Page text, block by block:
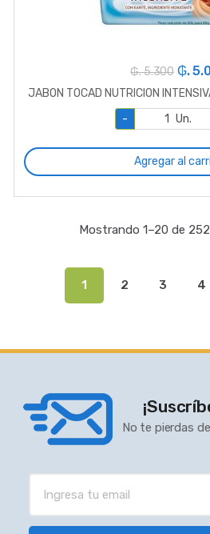
₲. 5.300 ₲.
JABON TOCAD NUTRICION
-
Un.
Agregar al
Mostrando 1–20 de
1 2 3 4
No te pierdas